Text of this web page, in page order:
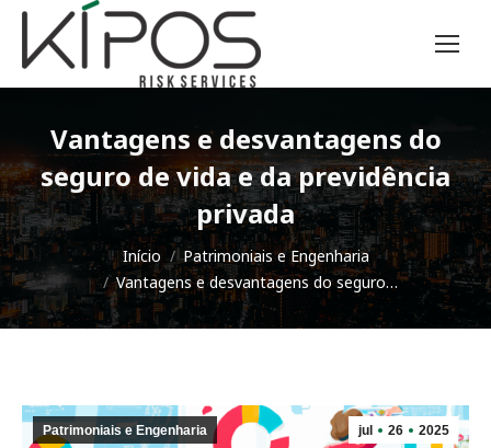
Vantagens e desvantagens do
seguro de vida e da previdência
privada
Você está aqui:
Início
Patrimoniais e Engenharia
Vantagens e desvantagens do seguro…
jul 26 2025
Patrimoniais e Engenharia